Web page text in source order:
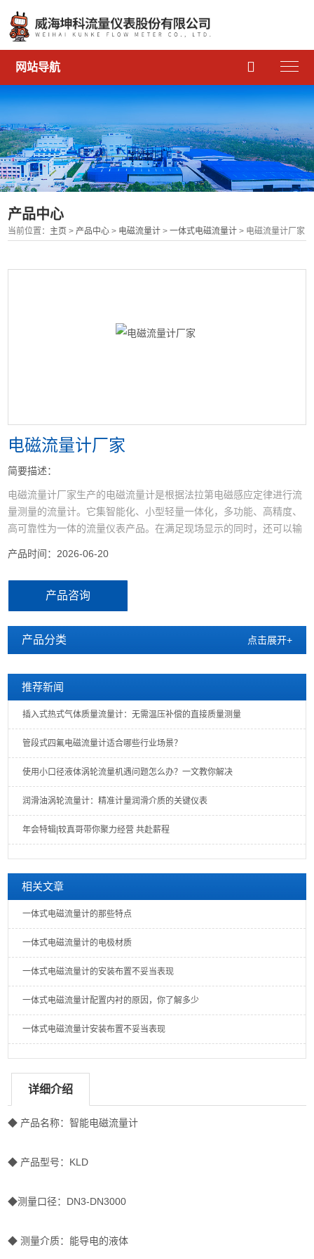
网站导航 
产品中心
当前位置： 主页 > 产品中心 > 电磁流量计 >一体式电磁流量计 > 电磁流量计厂家
电磁流量计厂家
简要描述：
电磁流量计厂家生产的电磁流量计是根据法拉第电磁感应定律进行流
量测量的流量计。它集智能化、小型轻量一体化，多功能、高精度、
高可靠性为一体的流量仪表产品。在满足现场显示的同时，还可以输
产品时间：2026-06-20
产品咨询
产品分类 点击展开+
推荐新闻
插入式热式气体质量流量计：无需温压补偿的直接质量测量
管段式四氟电磁流量计适合哪些行业场景？
使用小口径液体涡轮流量机遇问题怎么办？一文教你解决
润滑油涡轮流量计：精准计量润滑介质的关键仪表
年会特辑|较真哥带你聚力经营 共赴薪程
相关文章
一体式电磁流量计的那些特点
一体式电磁流量计的电极材质
一体式电磁流量计的安装布置不妥当表现
一体式电磁流量计配置内衬的原因，你了解多少
一体式电磁流量计安装布置不妥当表现
详细介绍
◆ 产品名称：智能电磁流量计
◆ 产品型号：KLD
◆测量口径：DN3-DN3000
◆ 测量介质：能导电的液体